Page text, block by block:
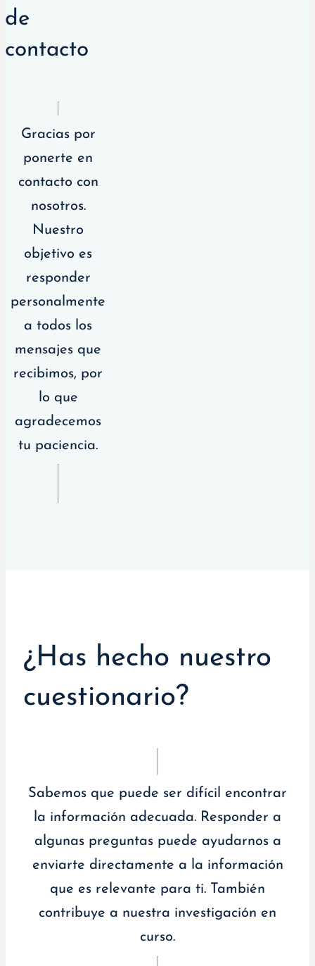
de
contacto
Gracias por
ponerte en
contacto con
nosotros.
Nuestro
objetivo es
responder
personalmente
a todos los
mensajes que
recibimos, por
lo que
agradecemos
tu paciencia.
¿Has hecho nuestro
cuestionario?
Sabemos que puede ser difícil encontrar
la información adecuada. Responder a
algunas preguntas puede ayudarnos a
enviarte directamente a la información
que es relevante para ti. También
contribuye a nuestra investigación en
curso.